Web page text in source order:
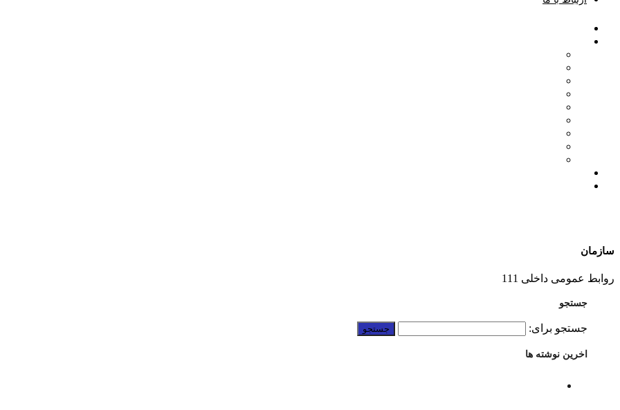
سازمان
روابط عمومی داخلی 111
جستجو
جستجو برای:
اخرین نوشته ها